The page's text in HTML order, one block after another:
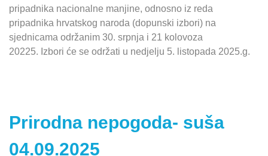
pripadnika nacionalne manjine, odnosno iz reda
pripadnika hrvatskog naroda (dopunski izbori) na
sjednicama održanim 30. srpnja i 21 kolovoza
20225. Izbori će se održati u nedjelju 5. listopada 2025.g.
Prirodna nepogoda- suša
04.09.2025